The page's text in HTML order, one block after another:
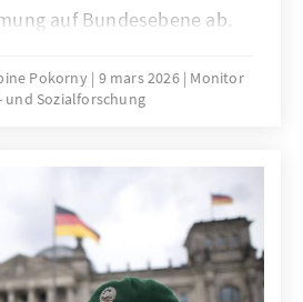
auf Bundesebene ab.
dabei auf die
und die wesentlichen
und Umfragen im
Bedeutung der
Spitzenpersonal,
sowie politischen
erläutert.
Pokorny 9 mars 2026 Monitor
und Sozialforschung